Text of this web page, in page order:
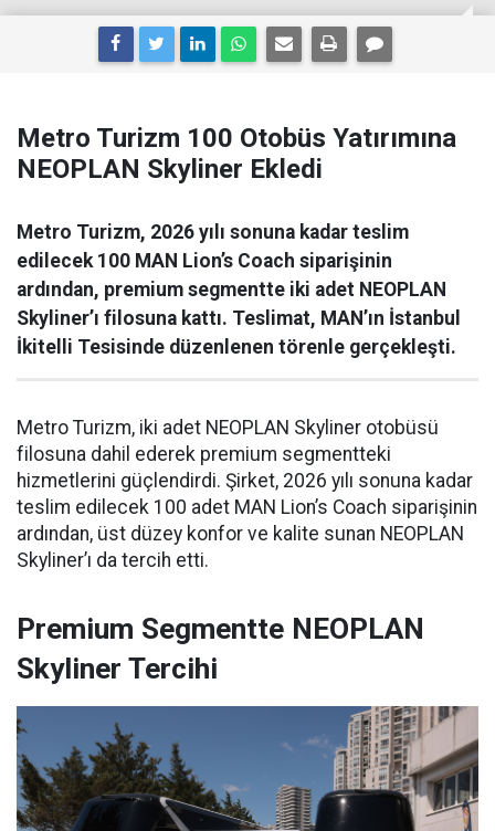
Metro Turizm 100 Otobüs Yatırımına
NEOPLAN Skyliner Ekledi
Metro Turizm, 2026 yılı sonuna kadar teslim
edilecek 100 MAN Lion’s Coach siparişinin
ardından, premium segmentte iki adet NEOPLAN
Skyliner’ı filosuna kattı. Teslimat, MAN’ın İstanbul
İkitelli Tesisinde düzenlenen törenle gerçekleşti.
Metro Turizm, iki adet NEOPLAN Skyliner otobüsü
filosuna dahil ederek premium segmentteki
hizmetlerini güçlendirdi. Şirket, 2026 yılı sonuna kadar
teslim edilecek 100 adet MAN Lion’s Coach siparişinin
ardından, üst düzey konfor ve kalite sunan NEOPLAN
Skyliner’ı da tercih etti.
Premium Segmentte NEOPLAN
Skyliner Tercihi